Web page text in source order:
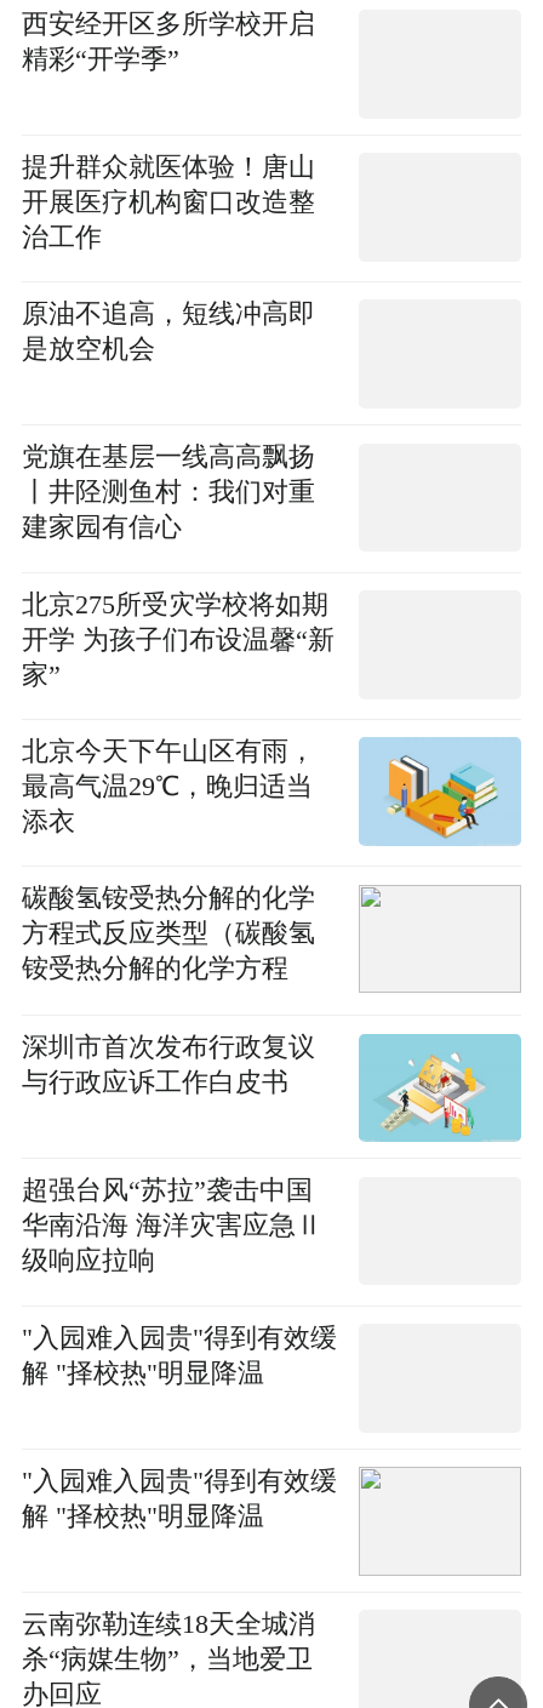
西安经开区多所学校开启
精彩“开学季”
提升群众就医体验！唐山
开展医疗机构窗口改造整
治工作
原油不追高，短线冲高即
是放空机会
党旗在基层一线高高飘扬
丨井陉测鱼村：我们对重
建家园有信心
北京275所受灾学校将如期
开学 为孩子们布设温馨“新
家”
北京今天下午山区有雨，
最高气温29℃，晚归适当
添衣
碳酸氢铵受热分解的化学
方程式反应类型（碳酸氢
铵受热分解的化学方程
深圳市首次发布行政复议
与行政应诉工作白皮书
超强台风“苏拉”袭击中国
华南沿海 海洋灾害应急Ⅱ
级响应拉响
"入园难入园贵"得到有效缓
解 "择校热"明显降温
"入园难入园贵"得到有效缓
解 "择校热"明显降温
云南弥勒连续18天全城消
杀“病媒生物”，当地爱卫
办回应